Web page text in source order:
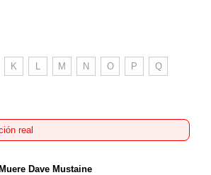
K L M N O P Q
real
Muere Dave Mustaine